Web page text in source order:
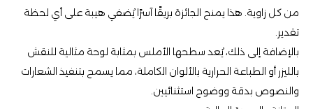
من كل زاوية. هذا يمنح الجائزة بريقًا آسرًا يُضفي هيبة على أي لحظة
تقدير.
بالإضافة إلى ذلك، يُعد سطحها الأملس بمثابة لوحة مثالية للنقش
بالليزر أو الطباعة الحرارية بالألوان الكاملة، مما يسمح بتنفيذ الشعارات
والنصوص بدقة ووضوح استثنائيين.